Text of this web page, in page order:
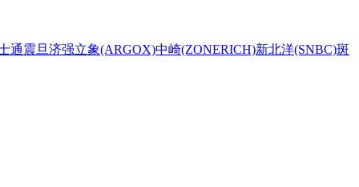
通震旦济强立象(ARGOX)中崎(ZONERICH)新北洋(SNBC)斑